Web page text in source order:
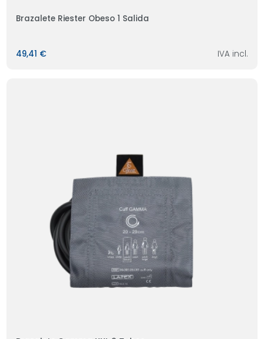
Brazalete Riester Obeso 1 Salida
49,41 € IVA incl.